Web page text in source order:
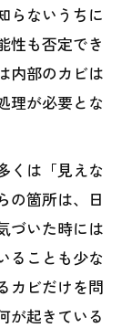
らないうちに
性も否定でき
内部のカビは
理が必要とな
くは「見えな
の箇所は、日
づいた時には
ることも少な
カビだけを問
が起きている